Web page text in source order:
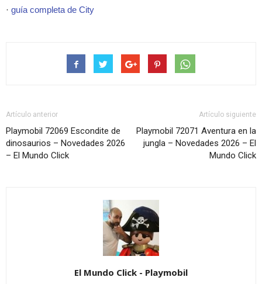
· guía completa de City
Artículo anterior
Playmobil 72069 Escondite de
dinosaurios – Novedades 2026
– El Mundo Click
Artículo siguiente
Playmobil 72071 Aventura en la
jungla – Novedades 2026 – El
Mundo Click
El Mundo Click - Playmobil